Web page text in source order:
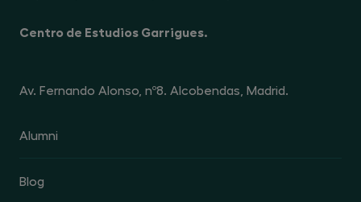
Centro de Estudios Garrigues.
Av. Fernando Alonso, nº8. Alcobendas, Madrid.
Alumni
Blog